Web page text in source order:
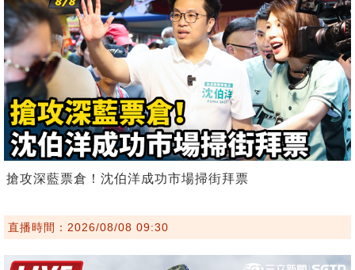
搶攻深藍票倉！沈伯洋成功市場掃街拜票
直播時間：2026/08/08 09:30